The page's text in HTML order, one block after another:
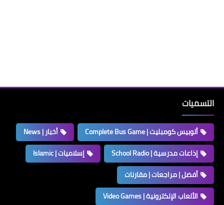
التسميات
أتوبيس كومبليت | Complete Bus Game
أخبار | News
إذاعات مدرسية | School Radio
إسلاميات | Islamic
أفضل | مراجعات | مقارنات
الألعاب الإلكترونية | Video Games